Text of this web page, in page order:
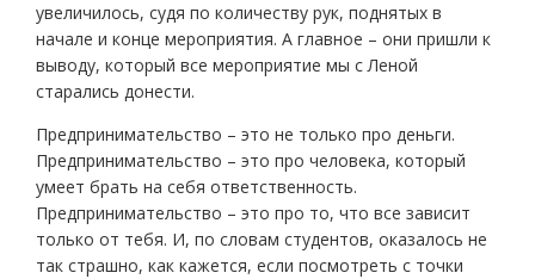
увеличилось, судя по количеству рук, поднятых в
начале и конце мероприятия. А главное – они пришли к
выводу, который все мероприятие мы с Леной
старались донести.
Предпринимательство – это не только про деньги.
Предпринимательство – это про человека, который
умеет брать на себя ответственность.
Предпринимательство – это про то, что все зависит
только от тебя. И, по словам студентов, оказалось не
так страшно, как кажется, если посмотреть с точки